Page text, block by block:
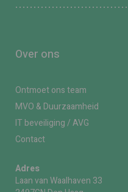
Over ons
Ontmoet ons team
MVO & Duurzaamheid
IT beveiliging / AVG
Contact
Adres
Laan van Waalhaven 33